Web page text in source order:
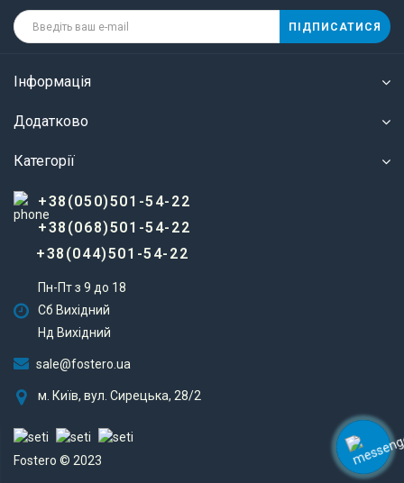
ПІДПИСАТИСЯ
Інформація
Додатково
Категорії
+38(050)501-54-22
+38(068)501-54-22
+38(044)501-54-22
Пн-Пт з 9 до 18
Сб Вихідний
Нд Вихідний
sale@fostero.ua
м. Київ, вул. Сирецька, 28/2
Fostero © 2023